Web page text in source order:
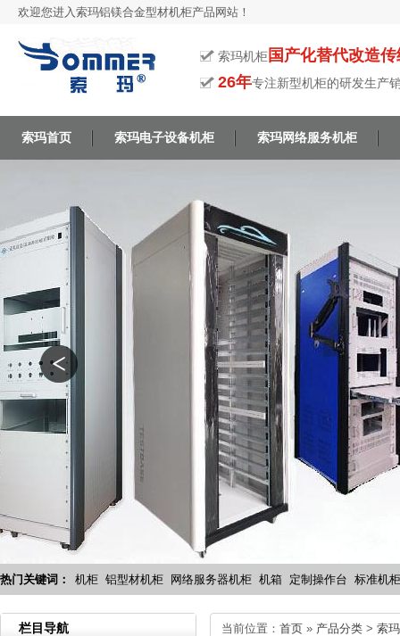
欢迎您进入索玛铝镁合金型材机柜产品网站！
索玛机柜国产化替代改造
26年专注新型机柜的研发生产
索玛首页 索玛电子设备机柜 索玛网络服务机柜
热门关键词： 机柜 铝型材机柜 网络服务器机柜 机箱 定制操作台 标准机柜
栏目导航 当前位置： 首页 » 产品分类 > 索